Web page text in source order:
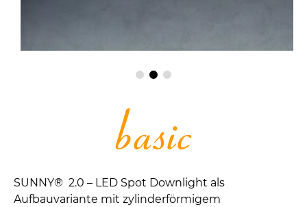
SUNNY® 2.0 – LED Spot Downlight als
Aufbauvariante mit zylinderförmigem